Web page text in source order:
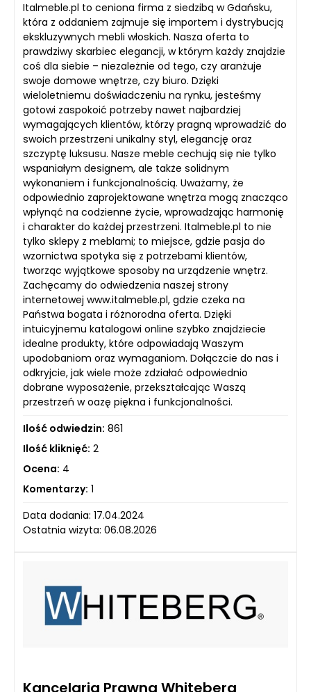
Italmeble.pl to ceniona firma z siedzibą w Gdańsku,
która z oddaniem zajmuje się importem i dystrybucją
ekskluzywnych mebli włoskich. Nasza oferta to
prawdziwy skarbiec elegancji, w którym każdy znajdzie
coś dla siebie – niezależnie od tego, czy aranżuje
swoje domowe wnętrze, czy biuro. Dzięki
wieloletniemu doświadczeniu na rynku, jesteśmy
gotowi zaspokoić potrzeby nawet najbardziej
wymagających klientów, którzy pragną wprowadzić do
swoich przestrzeni unikalny styl, elegancję oraz
szczyptę luksusu. Nasze meble cechują się nie tylko
wspaniałym designem, ale także solidnym
wykonaniem i funkcjonalnością. Uważamy, że
odpowiednio zaprojektowane wnętrza mogą znacząco
wpłynąć na codzienne życie, wprowadzając harmonię
i charakter do każdej przestrzeni. Italmeble.pl to nie
tylko sklepy z meblami; to miejsce, gdzie pasja do
wzornictwa spotyka się z potrzebami klientów,
tworząc wyjątkowe sposoby na urządzenie wnętrz.
Zachęcamy do odwiedzenia naszej strony
internetowej www.italmeble.pl, gdzie czeka na
Państwa bogata i różnorodna oferta. Dzięki
intuicyjnemu katalogowi online szybko znajdziecie
idealne produkty, które odpowiadają Waszym
upodobaniom oraz wymaganiom. Dołączcie do nas i
odkryjcie, jak wiele może zdziałać odpowiednio
dobrane wyposażenie, przekształcając Waszą
przestrzeń w oazę piękna i funkcjonalności.
Ilość odwiedzin: 861
Ilość kliknięć: 2
Ocena: 4
Komentarzy: 1
Data dodania: 17.04.2024
Ostatnia wizyta: 06.08.2026
Kancelaria Prawna Whiteberg